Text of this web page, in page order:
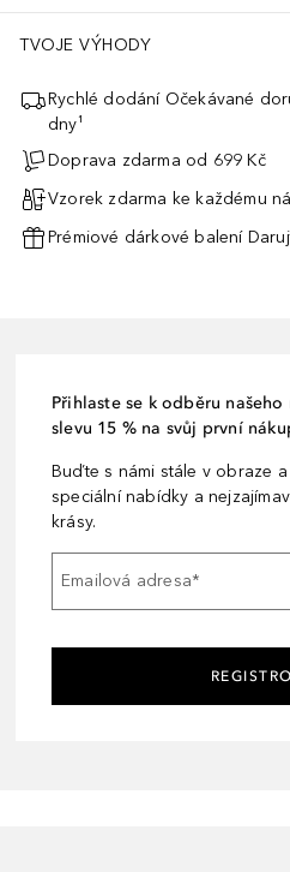
TVOJE VÝHODY
Rychlé dodání Očekávané
dny¹
Doprava zdarma od 699 Kč
Vzorek zdarma ke každému
Prémiové dárkové balení
Přihlaste se k odběru
slevu 15 % na svůj první
Buďte s námi stále v obraze
speciální nabídky a
krásy.
Emailová adresa*